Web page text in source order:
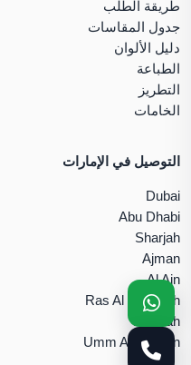
طريقة الطلب
جدول المقاسات
دليل الألوان
الطباعة
التطريز
الخامات
التوصيل في الإمارات
Dubai
Abu Dhabi
Sharjah
Ajman
Al Ain
Ras Al Khaimah
Fujairah
Umm Al Quwain